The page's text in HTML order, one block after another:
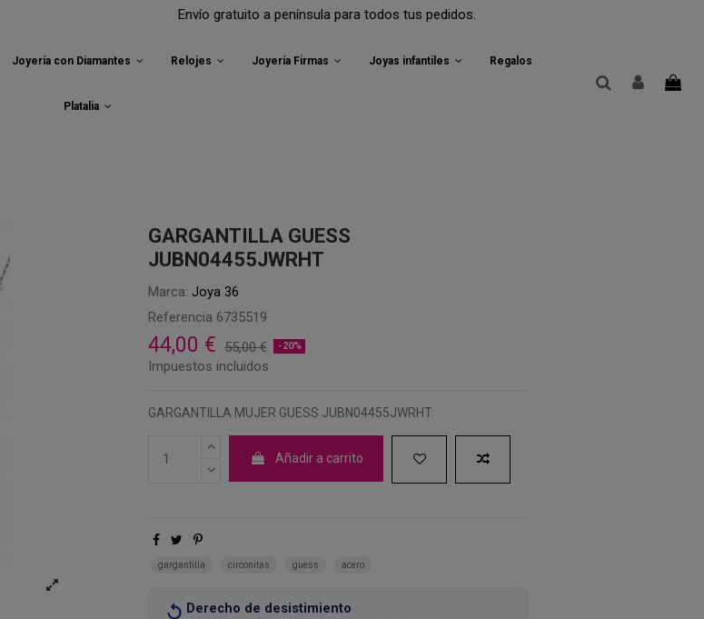
Envío gratuito a península para todos tus pedidos.
Joyería con Diamantes Relojes Joyería Firmas Joyas infantiles Regalos
Platalia
GARGANTILLA GUESS
JUBN04455JWRHT
Marca: Joya 36
Referencia 6735519
44,00 € 55,00 € -20%
Impuestos incluidos
GARGANTILLA MUJER GUESS JUBN04455JWRHT
Añadir a carrito
gargantilla circonitas guess acero
Derecho de desistimiento